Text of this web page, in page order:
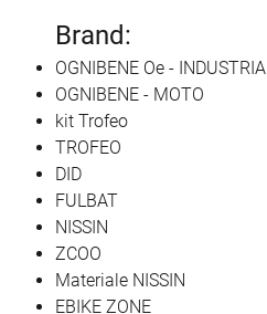
Brand:
OGNIBENE Oe - INDUSTRIA
OGNIBENE - MOTO
kit Trofeo
TROFEO
DID
FULBAT
NISSIN
ZCOO
Materiale NISSIN
EBIKE ZONE